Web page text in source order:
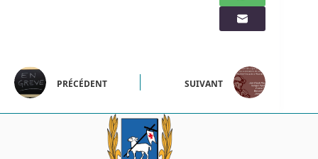
PRÉCÉDENT SUIVANT